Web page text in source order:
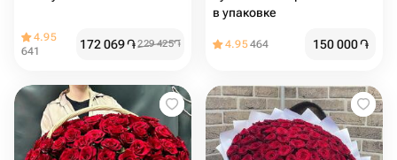
4.95
641
172 069֏229 425֏
в упаковке
4.95464 150 000֏